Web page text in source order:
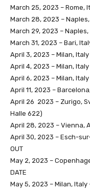
March 25, 2023 – Rome,
March 28, 2023 –
March 29, 2023 –
March 31, 2023 – Bari,
April 3, 2023 – Milan,
April 4, 2023 – Milan,
April 6, 2023 – Milan,
April 11, 2023 –
April 26 2023 – Zurigo,
Halle 622)
April 28, 2023 – Vienna,
April 30, 2023 – Esch-
OUT
May 2, 2023 –
DATE
May 5, 2023 – Milan,